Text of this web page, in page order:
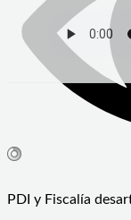
PDI y Fiscalía